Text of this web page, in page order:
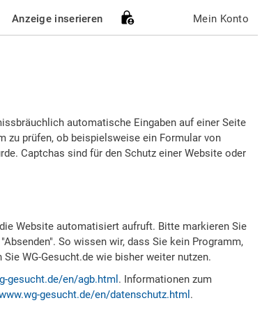
Anzeige inserieren Mein Konto
automatische Eingaben auf einer Seite
zu prüfen, ob beispielsweise ein Formular von
Captchas sind für den Schutz einer Website oder
Website automatisiert aufruft. Bitte markieren Sie
So wissen wir, dass Sie kein Programm,
WG-Gesucht.de wie bisher weiter nutzen.
gesucht.de/en/agb.html . Informationen zum
gesucht.de/en/datenschutz.html .